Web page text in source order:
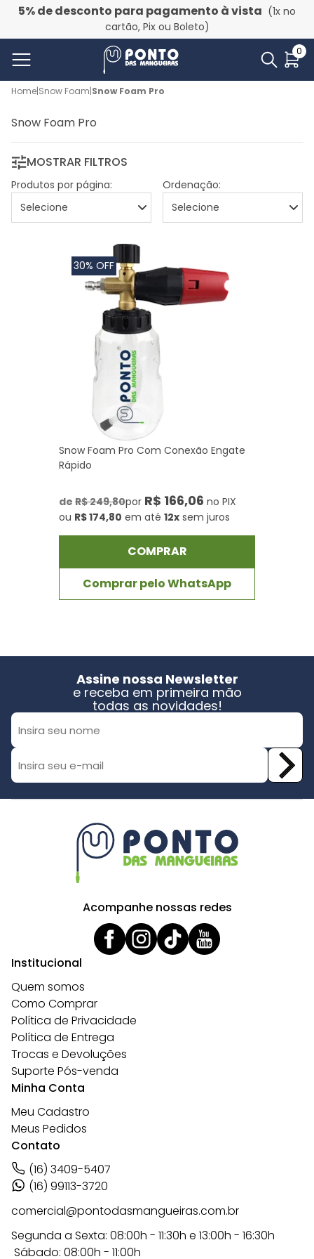
5% de desconto para pagamento à vista (1x no
cartão, Pix ou Boleto)
0
Home|Snow Foam|Snow Foam Pro
Snow Foam Pro
MOSTRAR FILTROS
Produtos por página: Ordenação:
30% OFF
Snow Foam Pro Com Conexão Engate
Rápido
de R$ 249,80por R$ 166,06 no PIX
ou R$ 174,80 em até 12x sem juros
COMPRAR
Comprar pelo WhatsApp
Assine nossa Newsletter
e receba em primeira mão
todas as novidades!
Acompanhe nossas redes
Institucional
Quem somos
Como Comprar
Política de Privacidade
Política de Entrega
Trocas e Devoluções
Suporte Pós-venda
Minha Conta
Meu Cadastro
Meus Pedidos
Contato
(16) 3409-5407
(16) 99113-3720
comercial@pontodasmangueiras.com.br
Segunda a Sexta: 08:00h - 11:30h e 13:00h - 16:30h
Sábado: 08:00h - 11:00h